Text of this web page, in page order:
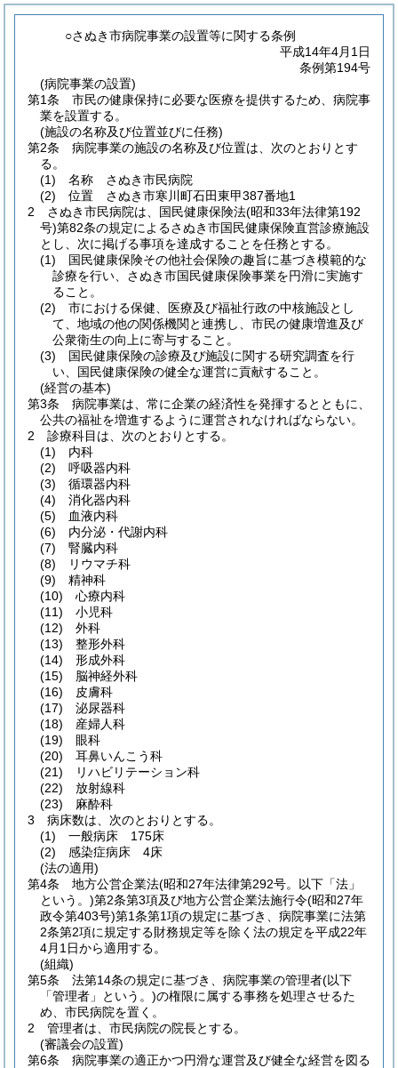
○さぬき市病院事業の設置等に関する条例
平成14年4月1日
条例第194号
(病院事業の設置)
第1条
市民の健康保持に必要な医療を提供するため、病院事
業を設置する。
(施設の名称及び位置並びに任務)
第2条
病院事業の施設の名称及び位置は、次のとおりとす
る。
(1)
名称 さぬき市民病院
(2)
位置 さぬき市寒川町石田東甲387番地1
2
さぬき市民病院は、国民健康保険法(昭和33年法律第192
号)第82条の規定によるさぬき市国民健康保険直営診療施設
とし、次に掲げる事項を達成することを任務とする。
(1)
国民健康保険その他社会保険の趣旨に基づき模範的な
診療を行い、さぬき市国民健康保険事業を円滑に実施す
ること。
(2)
市における保健、医療及び福祉行政の中核施設とし
て、地域の他の関係機関と連携し、市民の健康増進及び
公衆衛生の向上に寄与すること。
(3)
国民健康保険の診療及び施設に関する研究調査を行
い、国民健康保険の健全な運営に貢献すること。
(経営の基本)
第3条
病院事業は、常に企業の経済性を発揮するとともに、
公共の福祉を増進するように運営されなければならない。
2
診療科目は、次のとおりとする。
(1)
内科
(2)
呼吸器内科
(3)
循環器内科
(4)
消化器内科
(5)
血液内科
(6)
内分泌・代謝内科
(7)
腎臓内科
(8)
リウマチ科
(9)
精神科
(10)
心療内科
(11)
小児科
(12)
外科
(13)
整形外科
(14)
形成外科
(15)
脳神経外科
(16)
皮膚科
(17)
泌尿器科
(18)
産婦人科
(19)
眼科
(20)
耳鼻いんこう科
(21)
リハビリテーション科
(22)
放射線科
(23)
麻酔科
3
病床数は、次のとおりとする。
(1)
一般病床 175床
(2)
感染症病床 4床
(法の適用)
第4条
地方公営企業法(昭和27年法律第292号。以下「法」
という。)第2条第3項及び地方公営企業法施行令(昭和27年
政令第403号)第1条第1項の規定に基づき、病院事業に法第
2条第2項に規定する財務規定等を除く法の規定を平成22年
4月1日から適用する。
(組織)
第5条
法第14条の規定に基づき、病院事業の管理者(以下
「管理者」という。)の権限に属する事務を処理させるた
め、市民病院を置く。
2
管理者は、市民病院の院長とする。
(審議会の設置)
第6条
病院事業の適正かつ円滑な運営及び健全な経営を図る